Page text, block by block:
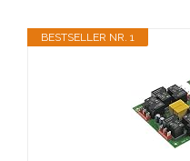
BESTSELLER NR. 1